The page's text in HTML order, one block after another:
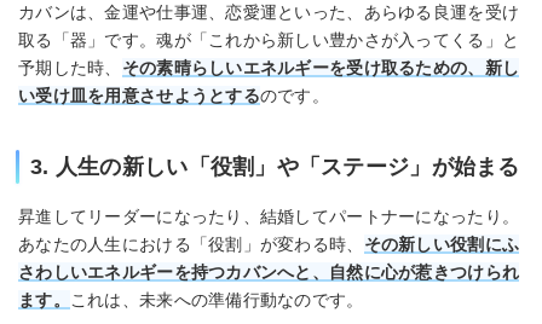
カバンは、金運や仕事運、恋愛運といった、あらゆる良運を受け
取る「器」です。魂が「これから新しい豊かさが入ってくる」と
予期した時、 その素晴らしいエネルギーを受け取るための、新し
い受け皿を用意させようとするのです。
3. 人生の新しい「役割」や「ステージ」が始まる
昇進してリーダーになったり、結婚してパートナーになったり。
あなたの人生における「役割」が変わる時、 その新しい役割にふ
さわしいエネルギーを持つカバンへと、自然に心が惹きつけられ
ます。
これは、未来への準備行動なのです。